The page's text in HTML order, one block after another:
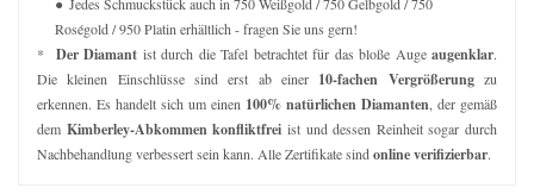
Roségold / 950 Platin erhältlich - fragen Sie uns gern!
* Der Diamant ist durch die Tafel betrachtet für das bloße Augeaugenklar.
Die kleinen Einschlüsse sind erst ab einer 10-fachen Vergrößerungzu
erkennen. Es handelt sich um einen 100% natürlichen Diamanten , der gemäß
dem Kimberley-Abkommen konfliktfrei ist und dessen Reinheit sogar durch
Nachbehandlung verbessert sein kann. Alle Zertifikate sindonline verifizierbar.